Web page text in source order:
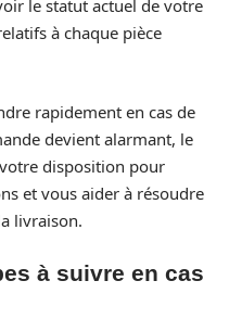
le statut actuel de votre
à chaque pièce
rapidement en cas de
devient alarmant, le
disposition pour
et vous aider à résoudre
livraison.
à suivre en cas